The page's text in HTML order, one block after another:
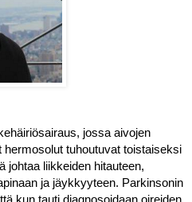
jossa aivojen
hermosolut tuhoutuvat toistaiseksi
johtaa liikkeiden hitauteen,
ja jäykkyyteen. Parkinsonin